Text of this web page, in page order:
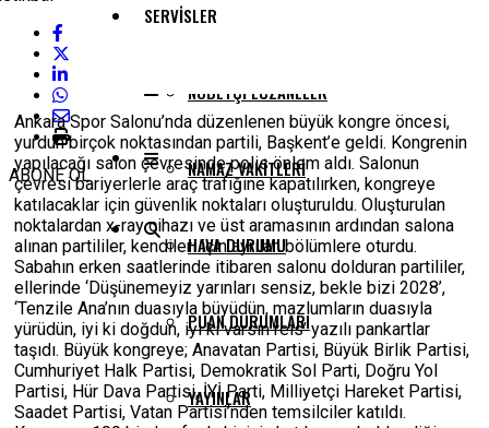
SERVISLER
NÖBETÇI ECZANELER
NAMAZ VAKITLERI
HAVA DURUMU
PUAN DURUMLARI
YAYINLAR
ABONE OL
Ankara Spor Salonu’nda düzenlenen büyük kongre öncesi,
yurdun birçok noktasından partili, Başkent’e geldi. Kongrenin
yapılacağı salon çevresinde polis önlem aldı. Salonun
çevresi bariyerlerle araç trafiğine kapatılırken, kongreye
katılacaklar için güvenlik noktaları oluşturuldu. Oluşturulan
noktalardan x-ray cihazı ve üst aramasının ardından salona
alınan partililer, kendileri için ayrılan bölümlere oturdu.
Sabahın erken saatlerinde itibaren salonu dolduran partililer,
ellerinde ‘Düşünemeyiz yarınları sensiz, bekle bizi 2028’,
‘Tenzile Ana’nın duasıyla büyüdün, mazlumların duasıyla
yürüdün, iyi ki doğdun, iyi ki varsın reis’ yazılı pankartlar
taşıdı. Büyük kongreye; Anavatan Partisi, Büyük Birlik Partisi,
Cumhuriyet Halk Partisi, Demokratik Sol Parti, Doğru Yol
Partisi, Hür Dava Partisi, İYİ Parti, Milliyetçi Hareket Partisi,
Saadet Partisi, Vatan Partisi’nden temsilciler katıldı.